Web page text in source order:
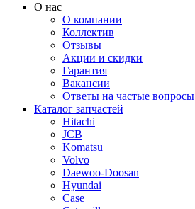
О нас
О компании
Коллектив
Отзывы
Акции и скидки
Гарантия
Вакансии
Ответы на частые вопросы
Каталог запчастей
Hitachi
JCB
Komatsu
Volvo
Daewoo-Doosan
Hyundai
Case